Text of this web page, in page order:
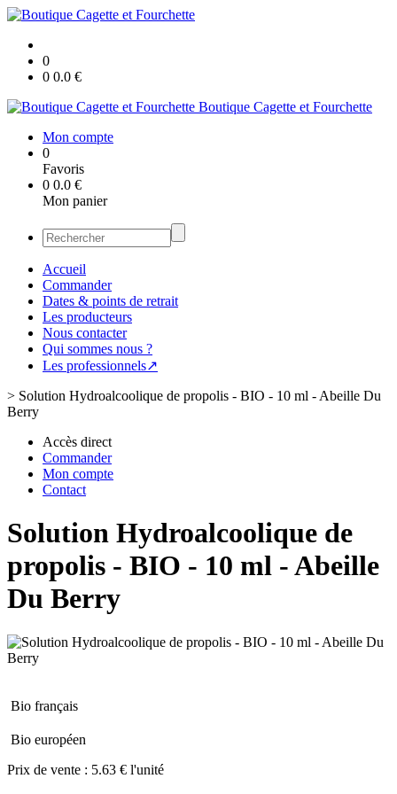
0
0 0.0 €
Boutique Cagette et Fourchette
Mon compte
0
Favoris
0 0.0 €
Mon panier
Accueil
Commander
Dates & points de retrait
Les producteurs
Nous contacter
Qui sommes nous ?
Les professionnels↗
> Solution Hydroalcoolique de propolis - BIO - 10 ml - Abeille Du
Berry
Accès direct
Commander
Mon compte
Contact
Solution Hydroalcoolique de
propolis - BIO - 10 ml - Abeille
Du Berry
Bio français
Bio européen
Prix de vente : 5.63 € l'unité